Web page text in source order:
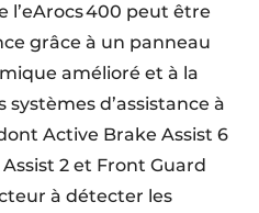
l’eArocs 400 peut être
grâce à un panneau
amélioré et à la
d’assistance à
Active Brake Assist 6
2 et Front Guard
à détecter les